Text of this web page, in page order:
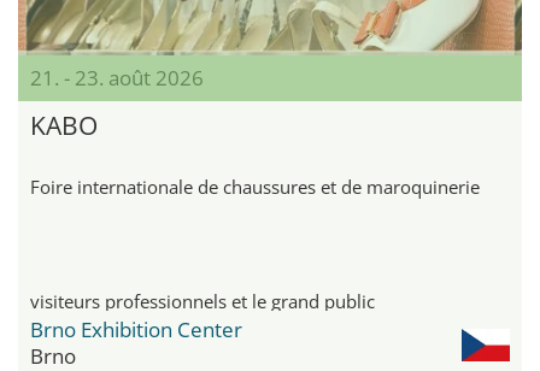
21. - 23. août 2026
KABO
Foire internationale de chaussures et de maroquinerie
visiteurs professionnels et le grand public
Brno Exhibition Center
Brno